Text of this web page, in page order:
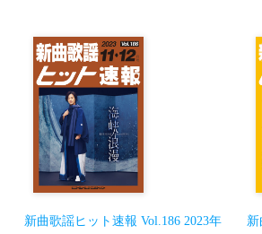
新曲歌謡ヒット速報 Vol.186 2023年
新